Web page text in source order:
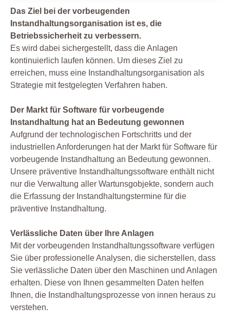
Das Ziel bei der vorbeugenden
Instandhaltungsorganisation ist es, die
Betriebssicherheit zu verbessern.
Es wird dabei sichergestellt, dass die Anlagen
kontinuierlich laufen können. Um dieses Ziel zu
erreichen, muss eine Instandhaltungsorganisation als
Strategie mit festgelegten Verfahren haben.
Der Markt für Software für vorbeugende
Instandhaltung hat an Bedeutung gewonnen
Aufgrund der technologischen Fortschritts und der
industriellen Anforderungen hat der Markt für Software für
vorbeugende Instandhaltung an Bedeutung gewonnen.
Unsere präventive Instandhaltungssoftware enthält nicht
nur die Verwaltung aller Wartunsgobjekte, sondern auch
die Erfassung der Instandhaltungstermine für die
präventive Instandhaltung.
Verlässliche Daten über Ihre Anlagen
Mit der vorbeugenden Instandhaltungssoftware verfügen
Sie über professionelle Analysen, die sicherstellen, dass
Sie verlässliche Daten über den Maschinen und Anlagen
erhalten. Diese von Ihnen gesammelten Daten helfen
Ihnen, die Instandhaltungsprozesse von innen heraus zu
verstehen.